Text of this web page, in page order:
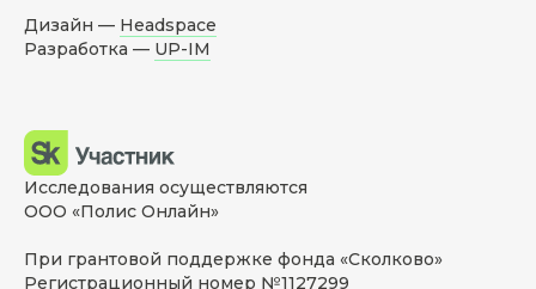
Дизайн — Headspace
Разработка — UP-IM
Исследования осуществляются
ООО «Полис Онлайн»
При грантовой поддержке фонда «Сколково»
Регистрационный номер №1127299